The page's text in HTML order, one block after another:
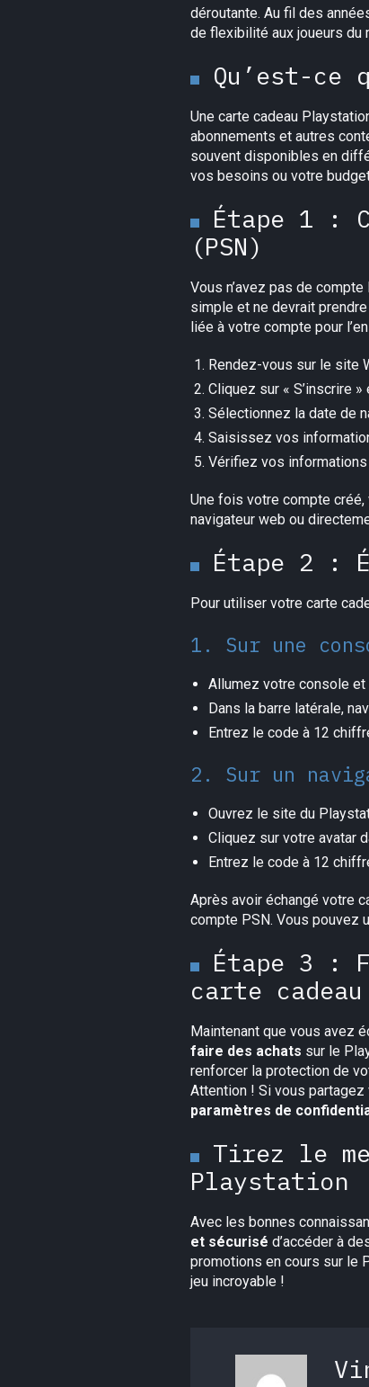
déroutante. Au fil des
de flexibilité aux joueurs du
Qu’est-ce
Une carte cadeau
abonnements et autres
souvent disponibles en
vos besoins ou votre
Étape 1 :
(PSN)
Vous n’avez pas de
simple et ne devrait
liée à votre compte pour
Rendez-vous sur le site
Cliquez sur « S’inscrire »
Sélectionnez la date de
Saisissez vos
Vérifiez vos
Une fois votre compte
navigateur web ou
Étape 2 :
Pour utiliser votre carte
1. Sur une
Allumez votre console
Dans la barre latérale,
Entrez le code à 12
2. Sur un
Ouvrez le site du
Cliquez sur votre avatar
Entrez le code à 12
Après avoir échangé votre
compte PSN. Vous pouvez
Étape 3 :
carte
Maintenant que vous avez
faire des achats sur le
renforcer la protection de
Attention ! Si vous
paramètres de
Tirez le
Playstation
Avec les bonnes
et sécurisé d’accéder à
promotions en cours sur le
jeu incroyable !